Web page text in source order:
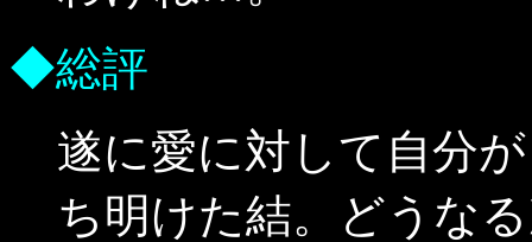
◆総評
遂に愛に対して自分
ち明けた結。どうな